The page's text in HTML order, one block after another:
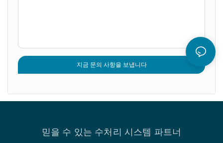
지금 문의 사항을 보냅니다
믿을 수 있는 수처리 시스템 파트너